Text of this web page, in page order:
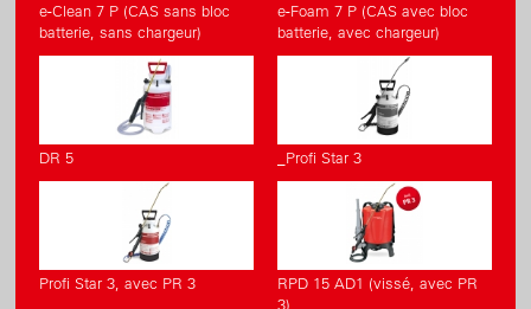
e-Clean 7 P (CAS sans bloc
batterie, sans chargeur)
e-Foam 7 P (CAS avec bloc
batterie, avec chargeur)
DR 5 _Profi Star 3
Profi Star 3, avec PR 3
RPD 15 AD1 (vissé, avec PR
3)